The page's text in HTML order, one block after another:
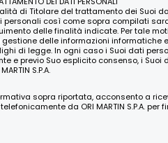
di Titolare del trattamento dei Suoi
personali così come sopra compilati
delle finalità indicate. Per tale
delle informazioni
di legge. In ogni caso i Suoi dati
e previo Suo esplicito consenso, i
S.P.A.
sopra riportata, acconsento a
da ORI MARTIN S.P.A.